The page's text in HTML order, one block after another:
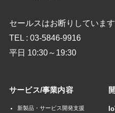
セールスはお断りしています
TEL : 03-5846-9916
平日 10:30～19:30
サービス/事業内容
新製品・サービス開発支援